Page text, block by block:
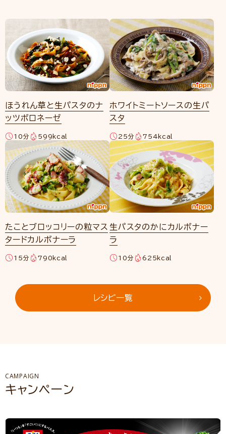
レシピ一覧
ほうれん草と生パスタのナ
ッツボロネーゼ
10分 599kcal
ホワイトミートソースの生パ
スタ
25分 754kcal
たことブロッコリーの粒マス
タードカルボナーラ
15分 790kcal
生パスタのかにカルボナー
ラ
10分 625kcal
CAMPAIGN
キャンペーン